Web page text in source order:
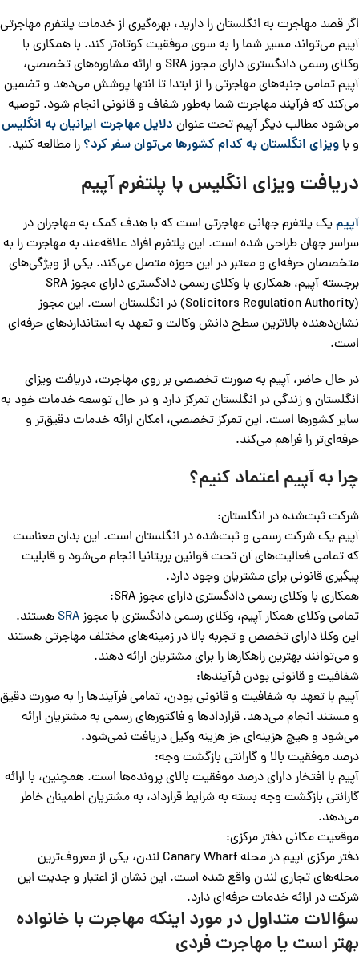
اگر قصد مهاجرت به انگلستان را دارید، بهره‌گیری از خدمات پلتفرم مهاجرتی
آپیم می‌تواند مسیر شما را به سوی موفقیت کوتاه‌تر کند. با همکاری با
وکلای رسمی دادگستری دارای مجوز SRA و ارائه مشاوره‌های تخصصی،
آپیم تمامی جنبه‌های مهاجرتی را از ابتدا تا انتها پوشش می‌دهد و تضمین
می‌کند که فرآیند مهاجرت شما به‌طور شفاف و قانونی انجام شود. توصیه
می‌شود مطالب دیگر آپیم تحت عنوان دلایل مهاجرت ایرانیان به انگلیس
و با ویزای انگلستان به کدام کشورها می‌توان سفر کرد؟ را مطالعه کنید.
دریافت ویزای انگلیس با پلتفرم آپیم
آپیمیک پلتفرم جهانی مهاجرتی است که با هدف کمک به مهاجران در
سراسر جهان طراحی شده است. این پلتفرم افراد علاقه‌مند به مهاجرت را به
متخصصان حرفه‌ای و معتبر در این حوزه متصل می‌کند. یکی از ویژگی‌های
برجسته آپیم، همکاری با وکلای رسمی دادگستری دارای مجوز SRA
(Solicitors Regulation Authority) در انگلستان است. این مجوز
نشان‌دهنده بالاترین سطح دانش وکالت و تعهد به استانداردهای حرفه‌ای
است.
در حال حاضر، آپیم به صورت تخصصی بر روی مهاجرت، دریافت ویزای
انگلستان و زندگی در انگلستان تمرکز دارد و در حال توسعه خدمات خود به
سایر کشورها است. این تمرکز تخصصی، امکان ارائه خدمات دقیق‌تر و
حرفه‌ای‌تر را فراهم می‌کند.
چرا به آپیم اعتماد کنیم؟
شرکت ثبت‌شده در انگلستان:
آپیم یک شرکت رسمی و ثبت‌شده در انگلستان است. این بدان معناست
که تمامی فعالیت‌های آن تحت قوانین بریتانیا انجام می‌شود و قابلیت
پیگیری قانونی برای مشتریان وجود دارد.
همکاری با وکلای رسمی دادگستری دارای مجوز SRA:
تمامی وکلای همکار آپیم، وکلای رسمی دادگستری با مجوزSRA هستند.
این وکلا دارای تخصص و تجربه بالا در زمینه‌های مختلف مهاجرتی هستند
و می‌توانند بهترین راهکارها را برای مشتریان ارائه دهند.
شفافیت و قانونی بودن فرآیندها:
آپیم با تعهد به شفافیت و قانونی بودن، تمامی فرآیندها را به صورت دقیق
و مستند انجام می‌دهد. قراردادها و فاکتورهای رسمی به مشتریان ارائه
می‌شود و هیچ هزینه‌ای جز هزینه وکیل دریافت نمی‌شود.
درصد موفقیت بالا و گارانتی بازگشت وجه:
آپیم با افتخار دارای درصد موفقیت بالای پرونده‌ها است. همچنین، با ارائه
گارانتی بازگشت وجه بسته به شرایط قرارداد، به مشتریان اطمینان خاطر
می‌دهد.
موقعیت مکانی دفتر مرکزی:
دفتر مرکزی آپیم در محله Canary Wharf لندن، یکی از معروف‌ترین
محله‌های تجاری لندن واقع شده است. این نشان از اعتبار و جدیت این
شرکت در ارائه خدمات حرفه‌ای دارد.
سؤالات متداول در مورد اینکه مهاجرت با خانواده
بهتر است یا مهاجرت فردی